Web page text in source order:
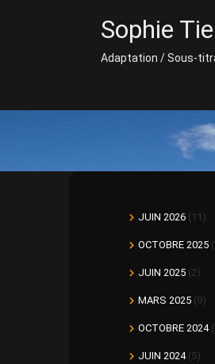
Sophie
Adaptation / Sous-
JUIN 2026 (11)
OCTOBRE 2025
JUIN 2025 (2)
MARS 2025 (9)
OCTOBRE 2024
JUIN 2024(5)